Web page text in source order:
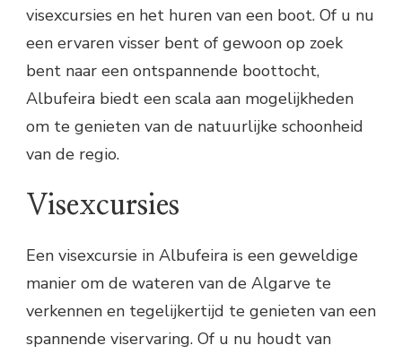
visexcursies en het huren van een boot. Of u nu
een ervaren visser bent of gewoon op zoek
bent naar een ontspannende boottocht,
Albufeira biedt een scala aan mogelijkheden
om te genieten van de natuurlijke schoonheid
van de regio.
Visexcursies
Een visexcursie in Albufeira is een geweldige
manier om de wateren van de Algarve te
verkennen en tegelijkertijd te genieten van een
spannende viservaring. Of u nu houdt van